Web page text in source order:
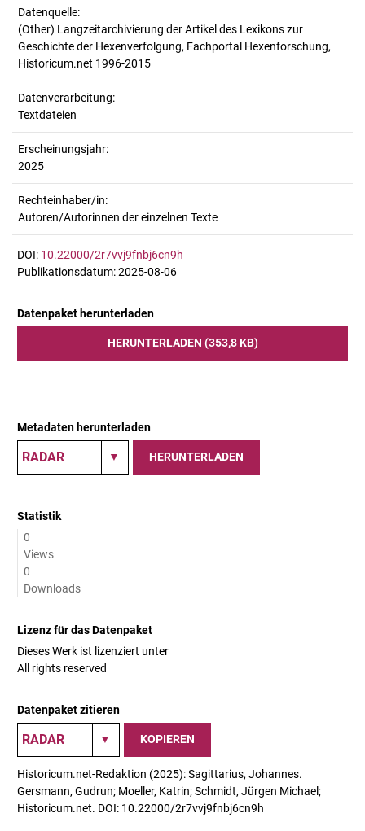
Datenquelle:
(Other) Langzeitarchivierung der Artikel des Lexikons zur
Geschichte der Hexenverfolgung, Fachportal Hexenforschung,
Historicum.net 1996-2015
Datenverarbeitung:
Textdateien
Erscheinungsjahr:
2025
Rechteinhaber/in:
Autoren/Autorinnen der einzelnen Texte
DOI: 10.22000/2r7vvj9fnbj6cn9h
Publikationsdatum: 2025-08-06
Datenpaket herunterladen
HERUNTERLADEN (353,8 KB)
Metadaten herunterladen
HERUNTERLADEN
Statistik
0
Views
0
Downloads
Lizenz für das Datenpaket
Dieses Werk ist lizenziert unter
All rights reserved
Datenpaket zitieren
KOPIEREN
Historicum.net-Redaktion (2025): Sagittarius, Johannes.
Gersmann, Gudrun; Moeller, Katrin; Schmidt, Jürgen Michael;
Historicum.net. DOI: 10.22000/2r7vvj9fnbj6cn9h